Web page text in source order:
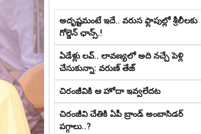
అదృష్టమంటే ఇదే.. వ‌రుస ఫ్లాపుల్లో శ్రీ‌లీల‌కు
గోల్డెన్ ఛాన్స్‌.!
ఏడేళ్లు ల‌వ్‌.. లావ‌ణ్య‌లో అది న‌చ్చే పెళ్లి
చేసుకున్నా: వ‌రుణ్ తేజ్‌
చిరంజీవికి ఆ హోదా ఇవ్వలేదట
చిరంజీవి చేతికి ఏపీ బ్రాండ్ అంబాసిడర్
పగ్గాలు..?